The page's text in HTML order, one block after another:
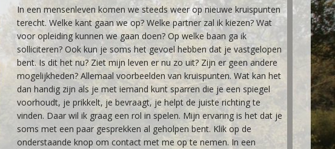
In een mensenleven komen we steeds weer op nieuwe kruispunten
terecht. Welke kant gaan we op? Welke partner zal ik kiezen? Wat
voor opleiding kunnen we gaan doen? Op welke baan ga ik
solliciteren? Ook kun je soms het gevoel hebben dat je vastgelopen
bent. Is dit het nu? Ziet mijn leven er nu zo uit? Zijn er geen andere
mogelijkheden? Allemaal voorbeelden van kruispunten. Wat kan het
dan handig zijn als je met iemand kunt sparren die je een spiegel
voorhoudt, je prikkelt, je bevraagt, je helpt de juiste richting te
vinden. Daar wil ik graag een rol in spelen. Mijn ervaring is het dat je
soms met een paar gesprekken al geholpen bent. Klik op de
onderstaande knop om contact met me op te nemen. In een